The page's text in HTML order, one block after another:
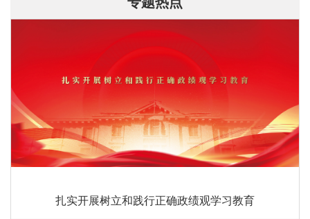
扎实开展树立和践行正确政绩观学习教育